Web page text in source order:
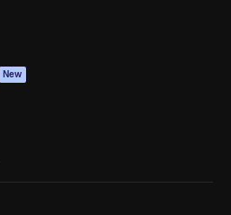
New